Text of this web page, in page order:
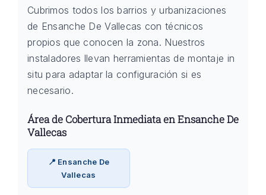
Cubrimos todos los barrios y urbanizaciones
de Ensanche De Vallecas con técnicos
propios que conocen la zona. Nuestros
instaladores llevan herramientas de montaje in
situ para adaptar la configuración si es
necesario.
Área de Cobertura Inmediata en Ensanche De
Vallecas
📍 Ensanche De
Vallecas